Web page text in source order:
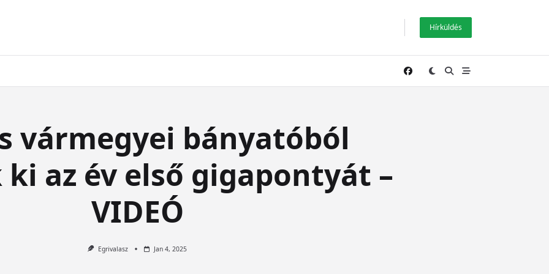
Hírküldés
vármegyei bányatóból
az év első gigapontyát –
VIDEÓ
Egrivalasz Jan 4, 2025